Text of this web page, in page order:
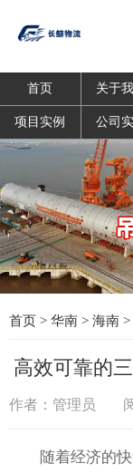
首页 关于
项目实例 公司
首页 > 华南 > 海南 >
高效可靠的
作者：管理员
随着经济的快